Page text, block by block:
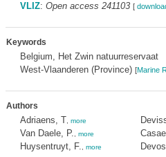
VLIZ: Open access 241103 [
Keywords
Belgium, Het Zwin natuurreservaat
West-Vlaanderen (Province) [Marine
Authors
Adriaens, T more
Van Daele, P. more
Huysentruyt, F. more